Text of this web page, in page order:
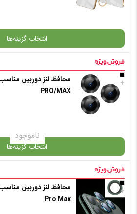
انتخاب رنگ : مشکی
✧ چت با پشتیبان واتس آپ
انتخاب گزینه‌ها
گارانتی
انتخاب رنگ: سفید
✧ چت با پشتیبان واتس آپ
+
PRO/MAX
ناموجود
انتخاب گزینه‌ها
گارانتی+
Pro Max